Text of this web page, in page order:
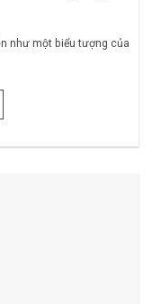
như một biểu tượng của